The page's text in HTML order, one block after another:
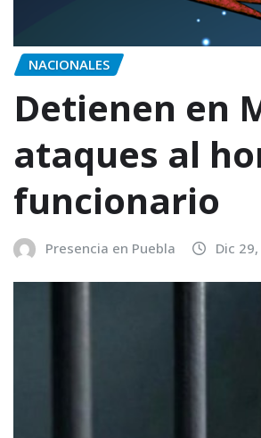
NACIONALES
Detienen en
ataques al
funcionario
Presencia en Puebla Dic